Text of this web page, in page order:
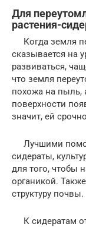
Для
растения-
Когда земля
сказывается на
развиваться,
что земля
похожа на пыль,
поверхности
значит, ей
Лучшими
сидераты,
для того, чтобы
органикой.
структуру почвы.
К сидератам